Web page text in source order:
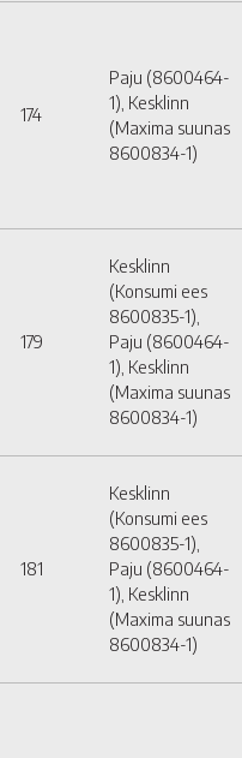
174
Paju (8600464-
1), Kesklinn
(Maxima suunas
8600834-1)
179
Kesklinn
(Konsumi ees
8600835-1),
Paju (8600464-
1), Kesklinn
(Maxima suunas
8600834-1)
181
Kesklinn
(Konsumi ees
8600835-1),
Paju (8600464-
1), Kesklinn
(Maxima suunas
8600834-1)